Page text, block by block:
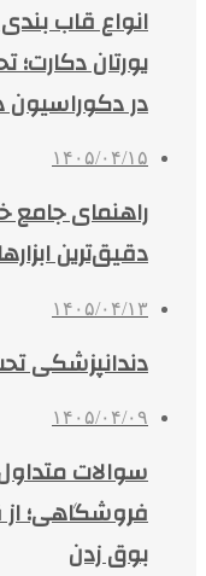
انواع قاب
یورتان
در دکوراسیون
۱۴۰۵/۰۴/۱۵
راهنمای جامع
دقیق‌ترین
۱۴۰۵/۰۴/۱۳
دندانپزشکی
۱۴۰۵/۰۴/۰۹
سوالات
فروشگاهی؛
بوق زدن